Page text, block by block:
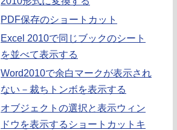
PDF保存のショートカット
Excel 2010で同じブックのシート
を並べて表示する
Word2010で余白マークが表示され
ない－裁ちトンボを表示する
オブジェクトの選択と表示ウィン
ドウを表示するショートカットキ